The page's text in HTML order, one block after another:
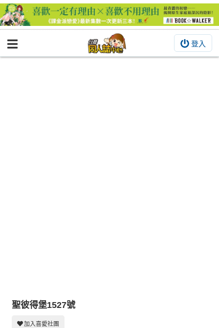
登入
BOOKY書集倉庫
交流中心
攤位轉讓區
聖彼得堡1527號
加入喜愛社團